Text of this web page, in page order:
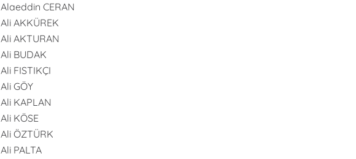
Alaeddin CERAN
Ali AKKÜREK
Ali AKTURAN
Ali BUDAK
Ali FISTIKÇI
Ali GÖY
Ali KAPLAN
Ali KÖSE
Ali ÖZTÜRK
Ali PALTA